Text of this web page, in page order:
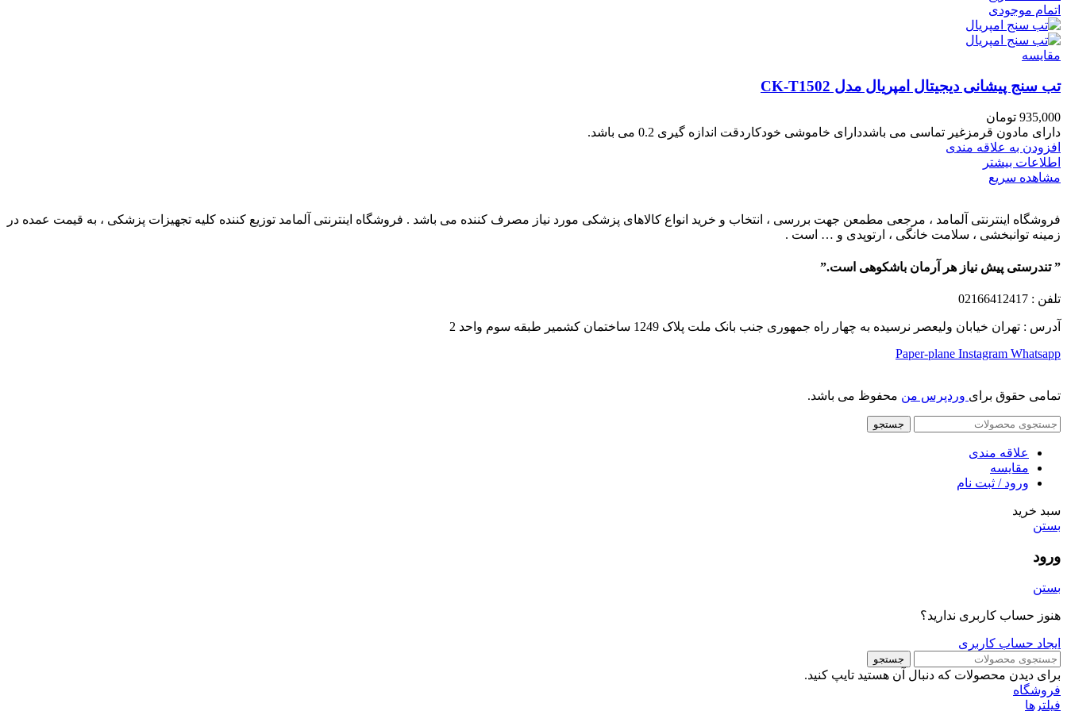
اتمام موجودی
مقایسه
تب سنج پیشانی دیجیتال امپریال مدل CK-T1502
935,000 تومان
دارای مادون قرمزغیر تماسی می باشددارای خاموشی خودکاردقت اندازه گیری 0.2 می باشد.
افزودن به علاقه مندی
اطلاعات بیشتر
مشاهده سریع
فروشگاه اینترنتی آلمامد ، مرجعی مطمعن جهت بررسی ، انتخاب و خرید انواع کالاهای پزشکی مورد نیاز مصرف کننده می باشد . فروشگاه اینترنتی آلمامد توزیع کننده کلیه تجهیزات پزشکی ، به قیمت عمده در
زمینه توانبخشی ، سلامت خانگی ، ارتوپدی و … است .
” تندرستی پیش نیاز هر آرمان باشکوهی است.”
تلفن : 02166412417
آدرس : تهران خیابان ولیعصر نرسیده به چهار راه جمهوری جنب بانک ملت پلاک 1249 ساختمان کشمیر طبقه سوم واحد 2
Paper-plane Instagram Whatsapp
تمامی حقوق برای وردپرس من محفوظ می باشد.
جستجو
علاقه مندی
مقایسه
ورود / ثبت نام
سبد خرید
بستن
ورود
بستن
هنوز حساب کاربری ندارید؟
ایجاد حساب کاربری
جستجو
برای دیدن محصولات که دنبال آن هستید تایپ کنید.
فروشگاه
فیلترها